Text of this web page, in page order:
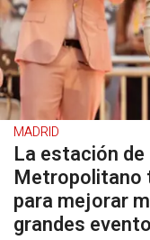
MADRID
La estación
Metropolitano
para mejorar
grandes